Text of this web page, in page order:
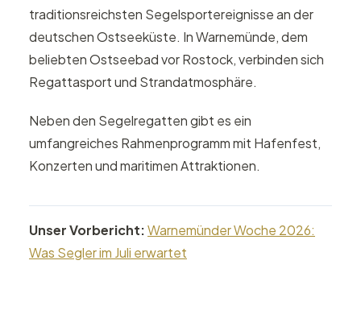
traditionsreichsten Segelsportereignisse an der
deutschen Ostseeküste. In Warnemünde, dem
beliebten Ostseebad vor Rostock, verbinden sich
Regattasport und Strandatmosphäre.
Neben den Segelregatten gibt es ein
umfangreiches Rahmenprogramm mit Hafenfest,
Konzerten und maritimen Attraktionen.
Unser Vorbericht:Warnemünder Woche 2026:
Was Segler im Juli erwartet